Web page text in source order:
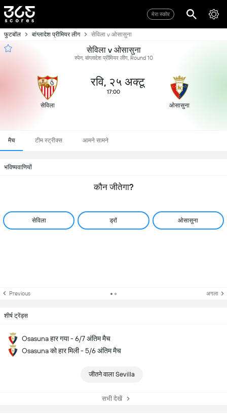
मेरा स्कोर
फुटबॉल बांग्लादेश प्रीमियर लीग सेविला v ओसासुना
सेविला v ओसासुना
स्पेन, बांग्लादेश प्रीमियर लीग, Round 10
सेविला
रवि, २५ अक्टू
17:00
ओसासुना
मैच टीम स्ट्रीक्स आमने सामने
भविष्यवाणियों
कौन जीतेगा?
सेविला ड्रॉ ओसासुना
Previous अगला
शीर्ष ट्रेंड्स
Osasuna हार गया - 6/7 अंतिम मैच
Osasuna को हार मिली - 5/6 अंतिम मैच
जीतने वाला Sevilla
सभी देखें